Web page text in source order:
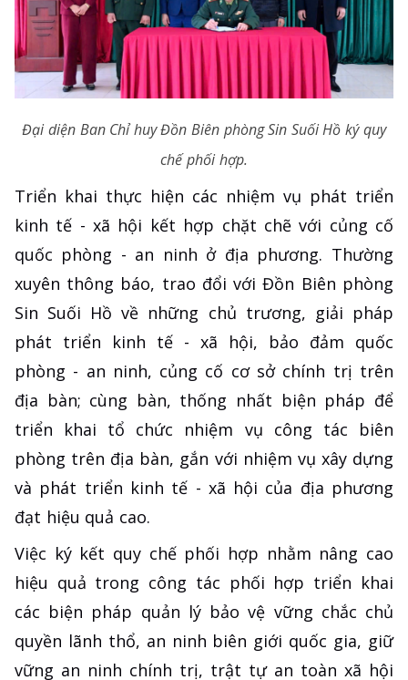
Đại diện Ban Chỉ huy Đồn Biên phòng Sin Suối Hồ ký quy
chế phối hợp.
Triển khai thực hiện các nhiệm vụ phát triển
kinh tế - xã hội kết hợp chặt chẽ với củng cố
quốc phòng - an ninh ở địa phương. Thường
xuyên thông báo, trao đổi với Đồn Biên phòng
Sin Suối Hồ về những chủ trương, giải pháp
phát triển kinh tế - xã hội, bảo đảm quốc
phòng - an ninh, củng cố cơ sở chính trị trên
địa bàn; cùng bàn, thống nhất biện pháp để
triển khai tổ chức nhiệm vụ công tác biên
phòng trên địa bàn, gắn với nhiệm vụ xây dựng
và phát triển kinh tế - xã hội của địa phương
đạt hiệu quả cao.
Việc ký kết quy chế phối hợp nhằm nâng cao
hiệu quả trong công tác phối hợp triển khai
các biện pháp quản lý bảo vệ vững chắc chủ
quyền lãnh thổ, an ninh biên giới quốc gia, giữ
vững an ninh chính trị, trật tự an toàn xã hội